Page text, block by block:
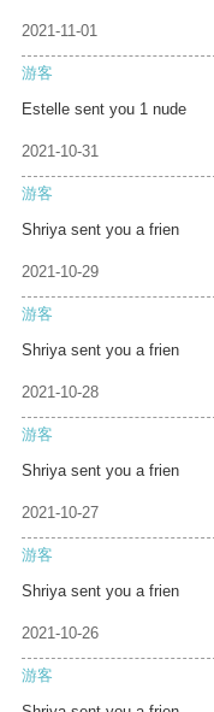
2021-11-01
游客
Estelle sent you 1 nude
2021-10-31
游客
Shriya sent you a frien
2021-10-29
游客
Shriya sent you a frien
2021-10-28
游客
Shriya sent you a frien
2021-10-27
游客
Shriya sent you a frien
2021-10-26
游客